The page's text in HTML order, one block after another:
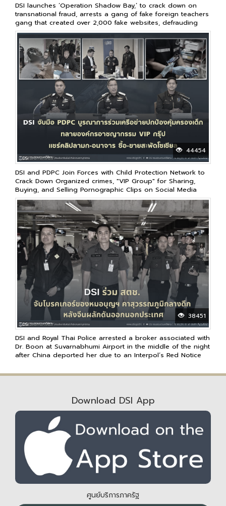
DSI launches ‘Operation Shadow Bay,’ to crack down on
transnational fraud, arrests a gang of fake foreign teachers
gang that created over 2,000 fake websites, defrauding
victims in over 20 countries worldwide, resulting in losses
of over 2 billion baht
44454
DSI and PDPC Join Forces with Child Protection Network to
Crack Down Organized crimes, "VIP Group" for Sharing,
Buying, and Selling Pornographic Clips on Social Media
38451
DSI and Royal Thai Police arrested a broker associated with
Dr. Boon at Suvarnabhumi Airport in the middle of the night
after China deported her due to an Interpol’s Red Notice
Download DSI App
ศูนย์บริการภาครัฐ